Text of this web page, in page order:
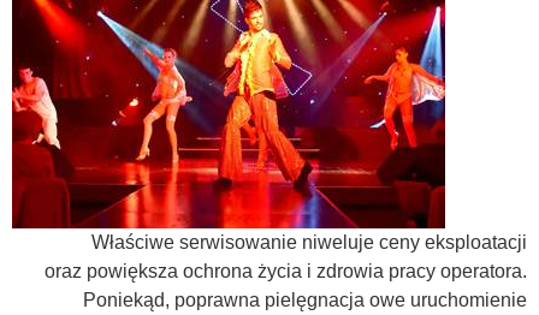
Właściwe serwisowanie niweluje ceny eksploatacji
oraz powiększa ochrona życia i zdrowia pracy operatora.
Poniekąd, poprawna pielęgnacja owe uruchomienie